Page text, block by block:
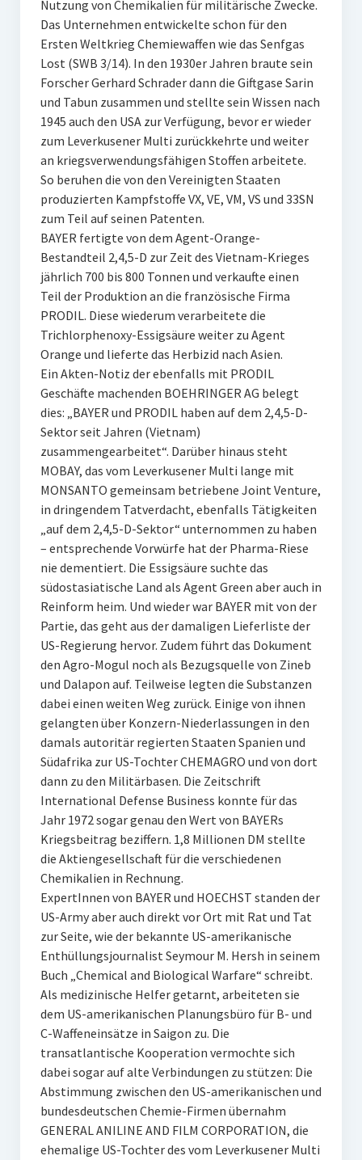
Nutzung von Chemikalien für militärische Zwecke.
Das Unternehmen entwickelte schon für den
Ersten Weltkrieg Chemiewaffen wie das Senfgas
Lost (SWB 3/14). In den 1930er Jahren braute sein
Forscher Gerhard Schrader dann die Giftgase Sarin
und Tabun zusammen und stellte sein Wissen nach
1945 auch den USA zur Verfügung, bevor er wieder
zum Leverkusener Multi zurückkehrte und weiter
an kriegsverwendungsfähigen Stoffen arbeitete.
So beruhen die von den Vereinigten Staaten
produzierten Kampfstoffe VX, VE, VM, VS und 33SN
zum Teil auf seinen Patenten.
BAYER fertigte von dem Agent-Orange-
Bestandteil 2,4,5-D zur Zeit des Vietnam-Krieges
jährlich 700 bis 800 Tonnen und verkaufte einen
Teil der Produktion an die französische Firma
PRODIL. Diese wiederum verarbeitete die
Trichlorphenoxy-Essigsäure weiter zu Agent
Orange und lieferte das Herbizid nach Asien.
Ein Akten-Notiz der ebenfalls mit PRODIL
Geschäfte machenden BOEHRINGER AG belegt
dies: „BAYER und PRODIL haben auf dem 2,4,5-D-
Sektor seit Jahren (Vietnam)
zusammengearbeitet“. Darüber hinaus steht
MOBAY, das vom Leverkusener Multi lange mit
MONSANTO gemeinsam betriebene Joint Venture,
in dringendem Tatverdacht, ebenfalls Tätigkeiten
„auf dem 2,4,5-D-Sektor“ unternommen zu haben
– entsprechende Vorwürfe hat der Pharma-Riese
nie dementiert. Die Essigsäure suchte das
südostasiatische Land als Agent Green aber auch in
Reinform heim. Und wieder war BAYER mit von der
Partie, das geht aus der damaligen Lieferliste der
US-Regierung hervor. Zudem führt das Dokument
den Agro-Mogul noch als Bezugsquelle von Zineb
und Dalapon auf. Teilweise legten die Substanzen
dabei einen weiten Weg zurück. Einige von ihnen
gelangten über Konzern-Niederlassungen in den
damals autoritär regierten Staaten Spanien und
Südafrika zur US-Tochter CHEMAGRO und von dort
dann zu den Militärbasen. Die Zeitschrift
International Defense Business konnte für das
Jahr 1972 sogar genau den Wert von BAYERs
Kriegsbeitrag beziffern. 1,8 Millionen DM stellte
die Aktiengesellschaft für die verschiedenen
Chemikalien in Rechnung.
ExpertInnen von BAYER und HOECHST standen der
US-Army aber auch direkt vor Ort mit Rat und Tat
zur Seite, wie der bekannte US-amerikanische
Enthüllungsjournalist Seymour M. Hersh in seinem
Buch „Chemical and Biological Warfare“ schreibt.
Als medizinische Helfer getarnt, arbeiteten sie
dem US-amerikanischen Planungsbüro für B- und
C-Waffeneinsätze in Saigon zu. Die
transatlantische Kooperation vermochte sich
dabei sogar auf alte Verbindungen zu stützen: Die
Abstimmung zwischen den US-amerikanischen und
bundesdeutschen Chemie-Firmen übernahm
GENERAL ANILINE AND FILM CORPORATION, die
ehemalige US-Tochter des vom Leverkusener Multi